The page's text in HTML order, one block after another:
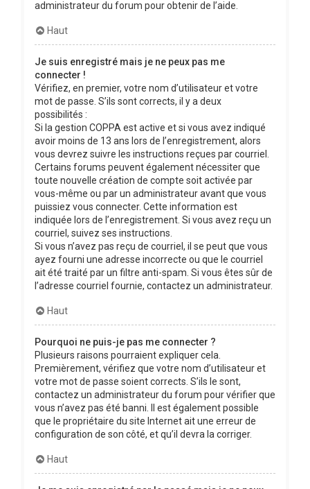
administrateur du forum pour obtenir de l’aide.
Haut
Je suis enregistré mais je ne peux pas me
connecter !
Vérifiez, en premier, votre nom d’utilisateur et votre
mot de passe. S’ils sont corrects, il y a deux
possibilités :
Si la gestion COPPA est active et si vous avez indiqué
avoir moins de 13 ans lors de l’enregistrement, alors
vous devrez suivre les instructions reçues par courriel.
Certains forums peuvent également nécessiter que
toute nouvelle création de compte soit activée par
vous-même ou par un administrateur avant que vous
puissiez vous connecter. Cette information est
indiquée lors de l’enregistrement. Si vous avez reçu un
courriel, suivez ses instructions.
Si vous n’avez pas reçu de courriel, il se peut que vous
ayez fourni une adresse incorrecte ou que le courriel
ait été traité par un filtre anti-spam. Si vous êtes sûr de
l’adresse courriel fournie, contactez un administrateur.
Haut
Pourquoi ne puis-je pas me connecter ?
Plusieurs raisons pourraient expliquer cela.
Premièrement, vérifiez que votre nom d’utilisateur et
votre mot de passe soient corrects. S’ils le sont,
contactez un administrateur du forum pour vérifier que
vous n’avez pas été banni. Il est également possible
que le propriétaire du site Internet ait une erreur de
configuration de son côté, et qu’il devra la corriger.
Haut